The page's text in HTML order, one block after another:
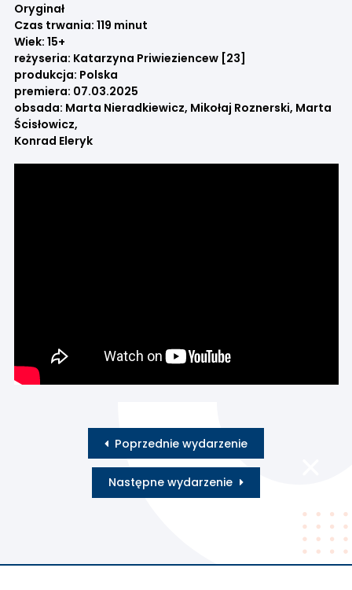
Oryginał
Czas trwania: 119 minut
Wiek: 15+
reżyseria: Katarzyna Priwieziencew [23]
produkcja: Polska
premiera: 07.03.2025
obsada: Marta Nieradkiewicz, Mikołaj Roznerski, Marta
Ścisłowicz,
Konrad Eleryk
Poprzednie wydarzenie
Następne wydarzenie